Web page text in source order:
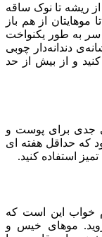
ریشه تا نوک ساقه
از هم باز
به طور یکنواخت
دندانه‌دار چوبی
کنید و از بیش از حد
جدی برای پوست و
که حداقل هفته ای
استفاده کنید.
خواب این است که
موهای خیس و